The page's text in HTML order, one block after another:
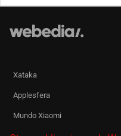
Xataka
Applesfera
Mundo Xiaomi